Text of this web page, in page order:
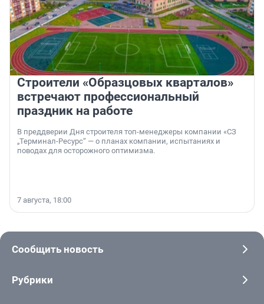
Строители «Образцовых кварталов»
встречают профессиональный
праздник на работе
В преддверии Дня строителя топ-менеджеры компании «СЗ
„Терминал-Ресурс“ — о планах компании, испытаниях и
поводах для осторожного оптимизма.
7 августа, 18:00
Сообщить новость
Рубрики